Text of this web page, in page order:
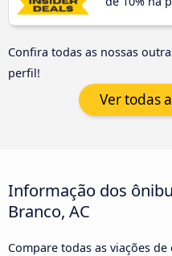
Confira todas as nossas
perfil!
Ver todas
Informação dos
Branco, AC
Compare todas as viações